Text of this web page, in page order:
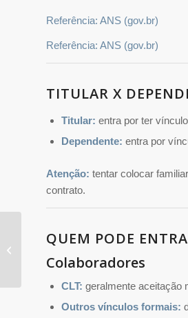
Referência: ANS (gov.br)
Referência: ANS (gov.br)
TITULAR X
Titular: entra por ter
Dependente: entra por
Atenção: tentar colocar
contrato.
QUEM PODE
Colaboradores
CLT: geralmente aceitação
Outros vínculos formais:
Saúde mental no plano
terapia são cobertas?